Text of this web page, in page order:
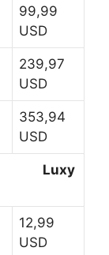
99,99
USD
239,97
USD
353,94
USD
12,99
USD